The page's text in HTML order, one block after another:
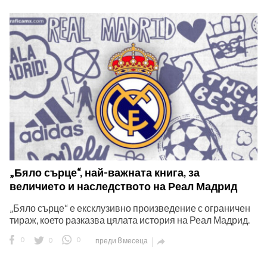
„Бяло сърце“, най-важната книга, за
величието и наследството на Реал Мадрид
„Бяло сърце“ е ексклузивно произведение с ограничен
тираж, което разказва цялата история на Реал Мадрид.
0 0 0 преди 8 месеца 